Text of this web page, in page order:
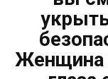
Женщина